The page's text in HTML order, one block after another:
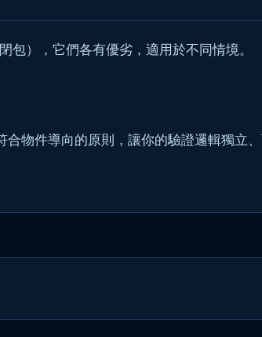
），它們各有優劣，適用於不同情境。
物件導向的原則，讓你的驗證邏輯獨立、